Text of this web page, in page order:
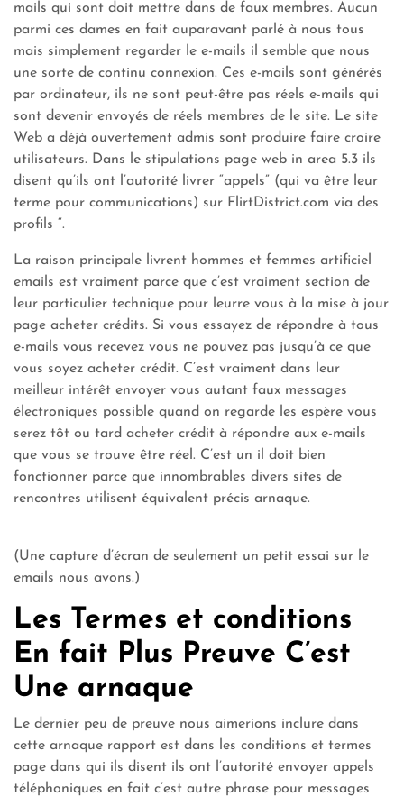
mails qui sont doit mettre dans de faux membres. Aucun
parmi ces dames en fait auparavant parlé à nous tous
mais simplement regarder le e-mails il semble que nous
une sorte de continu connexion. Ces e-mails sont générés
par ordinateur, ils ne sont peut-être pas réels e-mails qui
sont devenir envoyés de réels membres de le site. Le site
Web a déjà ouvertement admis sont produire faire croire
utilisateurs. Dans le stipulations page web in area 5.3 ils
disent qu’ils ont l’autorité livrer “appels” (qui va être leur
terme pour communications) sur FlirtDistrict.com via des
profils “.
La raison principale livrent hommes et femmes artificiel
emails est vraiment parce que c’est vraiment section de
leur particulier technique pour leurre vous à la mise à jour
page acheter crédits. Si vous essayez de répondre à tous
e-mails vous recevez vous ne pouvez pas jusqu’à ce que
vous soyez acheter crédit. C’est vraiment dans leur
meilleur intérêt envoyer vous autant faux messages
électroniques possible quand on regarde les espère vous
serez tôt ou tard acheter crédit à répondre aux e-mails
que vous se trouve être réel. C’est un il doit bien
fonctionner parce que innombrables divers sites de
rencontres utilisent équivalent précis arnaque.
(Une capture d’écran de seulement un petit essai sur le
emails nous avons.)
Les Termes et conditions
En fait Plus Preuve C’est
Une arnaque
Le dernier peu de preuve nous aimerions inclure dans
cette arnaque rapport est dans les conditions et termes
page dans qui ils disent ils ont l’autorité envoyer appels
téléphoniques en fait c’est autre phrase pour messages